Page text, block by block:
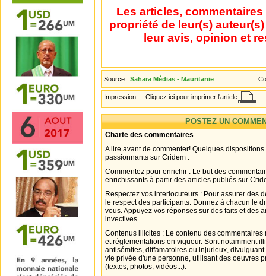
Les articles,
propriété de leur(s)
leur avis, opinion et
Source : Sahara Médias - Mauritanie
Impression : Cliquez ici pour imprimer l'article
POSTEZ UN
Charte des commentaires
A lire avant de commenter! Quelques
passionnants sur Cridem :
Commentez pour enrichir : Le but des
enrichissants à partir des articles publiés sur
Respectez vos interlocuteurs : Pour assurer des
le respect des participants. Donnez à chacun le
vous. Appuyez vos réponses sur des faits et des
invectives.
Contenus illicites : Le contenu des
et réglementations en vigueur. Sont notamment
antisémites, diffamatoires ou injurieux,
vie privée d'une personne, utilisant des oeuvres
(textes, photos, vidéos...).